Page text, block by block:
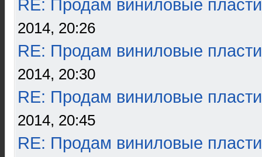
RE: Продам виниловые
2014, 20:26
RE: Продам виниловые
2014, 20:30
RE: Продам виниловые
2014, 20:45
RE: Продам виниловые